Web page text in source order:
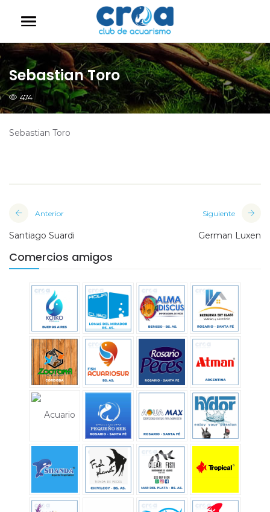
Sebastian Toro
474
Sebastian Toro
Anterior
Santiago Suardi
Siguiente
German Luxen
Comercios amigos